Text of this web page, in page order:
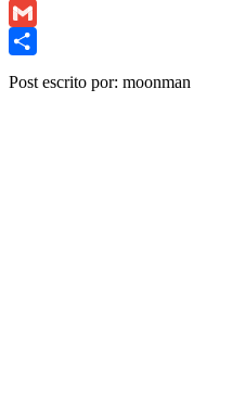
Copy
Link
Gmail
Post escrito por: moonman